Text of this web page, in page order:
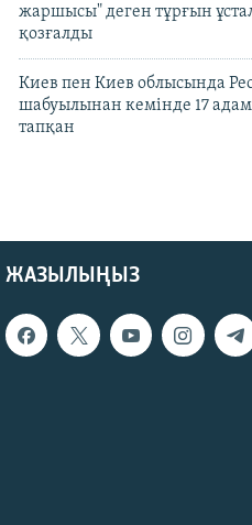
жаршысы" деген тұрғын
қозғалды
Киев пен Киев облысында
шабуылынан кемінде 17 адам
тапқан
ЖАЗЫЛЫҢЫЗ